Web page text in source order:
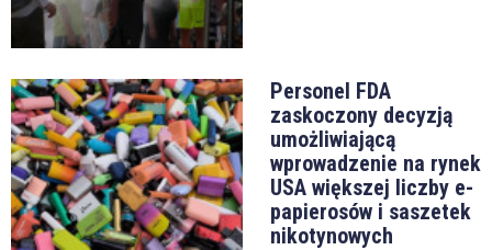
Personel FDA
zaskoczony decyzją
umożliwiającą
wprowadzenie na rynek
USA większej liczby e-
papierosów i saszetek
nikotynowych